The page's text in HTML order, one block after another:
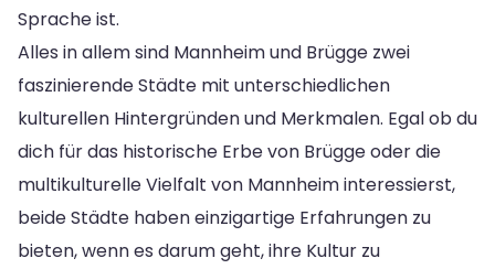
Sprache ist.
Alles in allem sind Mannheim und Brügge zwei
faszinierende Städte mit unterschiedlichen
kulturellen Hintergründen und Merkmalen. Egal ob du
dich für das historische Erbe von Brügge oder die
multikulturelle Vielfalt von Mannheim interessierst,
beide Städte haben einzigartige Erfahrungen zu
bieten, wenn es darum geht, ihre Kultur zu